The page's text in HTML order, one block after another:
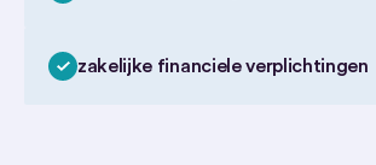
zakelijke financiele verplichtingen